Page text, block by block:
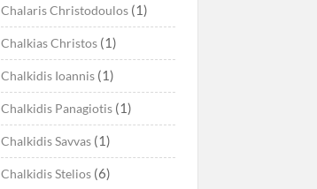
Chalaris Christodoulos(1)
Chalkias Christos(1)
Chalkidis Ioannis(1)
Chalkidis Panagiotis(1)
Chalkidis Savvas(1)
Chalkidis Stelios(6)